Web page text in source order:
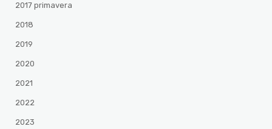
2017 primavera
2018
2019
2020
2021
2022
2023